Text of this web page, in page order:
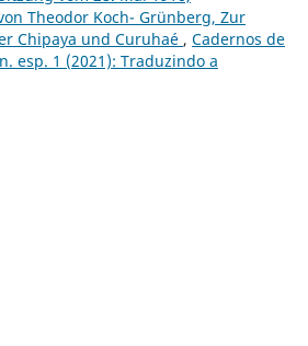
Theodor Koch- Grünberg, Zur
Chipaya und Curuhaé , Cadernos de
esp. 1 (2021): Traduzindo a